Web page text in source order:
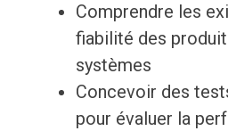
Comprendre les
fiabilité des
systèmes
Concevoir des
pour évaluer la